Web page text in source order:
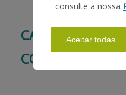
AJUDAS/APOIOS
INFORMAÇÕES
CANDIDATURAS
COLHEITAS (RAA
consulte a nossa
Aceitar todas